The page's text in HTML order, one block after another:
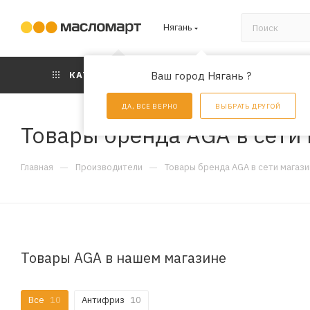
Нягань
Ваш город Нягань ?
ДА, ВСЕ ВЕРНО ВЫБРАТЬ ДРУГОЙ
КАТАЛОГ АКЦИИ
Товары бренда AGA в
Главная — Производители — Товары бренда AGA в сети
Товары AGA в нашем магазине
Все 10 Антифриз 10